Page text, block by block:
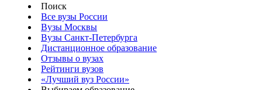
Поиск
Все вузы России
Вузы Москвы
Вузы Санкт-Петербурга
Дистанционное образование
Отзывы о вузах
Рейтинги вузов
«Лучший вуз России»